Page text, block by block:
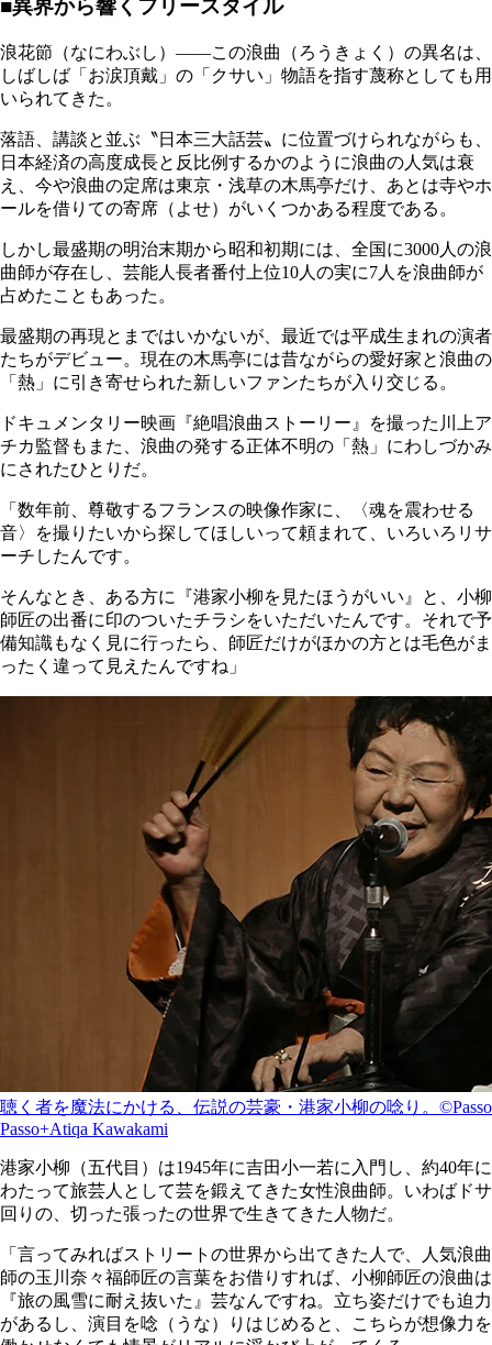
■異界から響くフリースタイル
浪花節（なにわぶし）――この浪曲（ろうきょく）の異名は、
しばしば「お涙頂戴」の「クサい」物語を指す蔑称としても用
いられてきた。
落語、講談と並ぶ〝日本三大話芸〟に位置づけられながらも、
日本経済の高度成長と反比例するかのように浪曲の人気は衰
え、今や浪曲の定席は東京・浅草の木馬亭だけ、あとは寺やホ
ールを借りての寄席（よせ）がいくつかある程度である。
しかし最盛期の明治末期から昭和初期には、全国に3000人の浪
曲師が存在し、芸能人長者番付上位10人の実に7人を浪曲師が
占めたこともあった。
最盛期の再現とまではいかないが、最近では平成生まれの演者
たちがデビュー。現在の木馬亭には昔ながらの愛好家と浪曲の
「熱」に引き寄せられた新しいファンたちが入り交じる。
ドキュメンタリー映画『絶唱浪曲ストーリー』を撮った川上ア
チカ監督もまた、浪曲の発する正体不明の「熱」にわしづかみ
にされたひとりだ。
「数年前、尊敬するフランスの映像作家に、〈魂を震わせる
音〉を撮りたいから探してほしいって頼まれて、いろいろリサ
ーチしたんです。
そんなとき、ある方に『港家小柳を見たほうがいい』と、小柳
師匠の出番に印のついたチラシをいただいたんです。それで予
備知識もなく見に行ったら、師匠だけがほかの方とは毛色がま
ったく違って見えたんですね」
聴く者を魔法にかける、伝説の芸豪・港家小柳の唸り。©Passo
Passo+Atiqa Kawakami
港家小柳（五代目）は1945年に吉田小一若に入門し、約40年に
わたって旅芸人として芸を鍛えてきた女性浪曲師。いわばドサ
回りの、切った張ったの世界で生きてきた人物だ。
「言ってみればストリートの世界から出てきた人で、人気浪曲
師の玉川奈々福師匠の言葉をお借りすれば、小柳師匠の浪曲は
『旅の風雪に耐え抜いた』芸なんですね。立ち姿だけでも迫力
があるし、演目を唸（うな）りはじめると、こちらが想像力を